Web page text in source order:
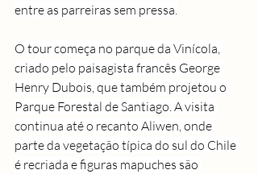
entre as parreiras sem pressa.
O tour começa no parque da Vinícola,
criado pelo paisagista francês George
Henry Dubois, que também projetou o
Parque Forestal de Santiago. A visita
continua até o recanto Aliwen, onde
parte da vegetação típica do sul do Chile
é recriada e figuras mapuches são